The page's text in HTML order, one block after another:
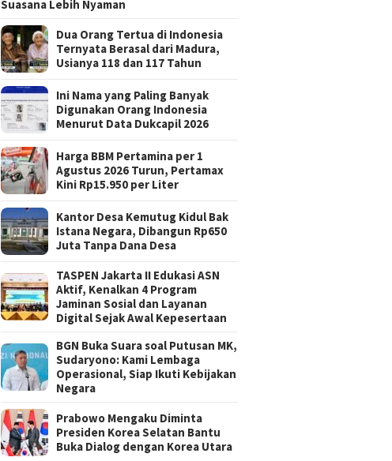
Suasana Lebih Nyaman
Dua Orang Tertua di Indonesia
Ternyata Berasal dari Madura,
Usianya 118 dan 117 Tahun
Ini Nama yang Paling Banyak
Digunakan Orang Indonesia
Menurut Data Dukcapil 2026
Harga BBM Pertamina per 1
Agustus 2026 Turun, Pertamax
Kini Rp15.950 per Liter
Kantor Desa Kemutug Kidul Bak
Istana Negara, Dibangun Rp650
Juta Tanpa Dana Desa
TASPEN Jakarta II Edukasi ASN
Aktif, Kenalkan 4 Program
Jaminan Sosial dan Layanan
Digital Sejak Awal Kepesertaan
BGN Buka Suara soal Putusan MK,
Sudaryono: Kami Lembaga
Operasional, Siap Ikuti Kebijakan
Negara
Prabowo Mengaku Diminta
Presiden Korea Selatan Bantu
Buka Dialog dengan Korea Utara